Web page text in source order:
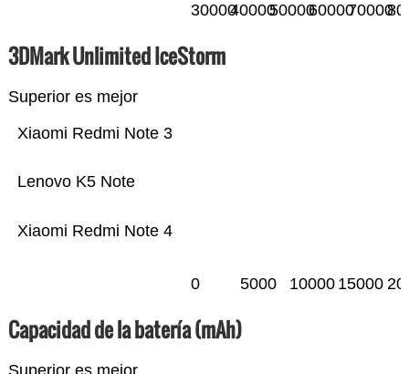
3000040000500006000070000
3DMark Unlimited IceStorm
Superior es mejor
Xiaomi Redmi Note 4
Lenovo K5 Note
Xiaomi Redmi Note 3
0 5000 10000 15000
Capacidad de la batería (mAh)